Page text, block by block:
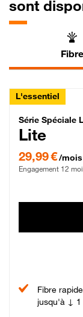
sont
Fibre
L'essentiel
Série
Série Spéciale
Lite
29,99 €/mois
Engagement 12
Fibre
jusqu'à ↓